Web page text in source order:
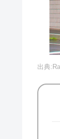
出典